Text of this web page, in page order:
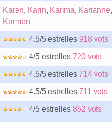
Karen, Karin, Karima, Karianne,
Karmen
4.5/5 estrelles 918 vots
4/5 estrelles 720 vots
4.5/5 estrelles 714 vots
4.5/5 estrelles 711 vots
4/5 estrelles 852 vots